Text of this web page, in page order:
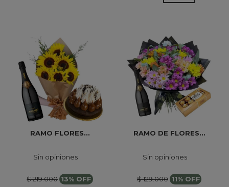
RAMO FLORES...
Sin opiniones
$ 219.000 13% OFF
RAMO DE FLORES...
Sin opiniones
$ 129.000 11% OFF